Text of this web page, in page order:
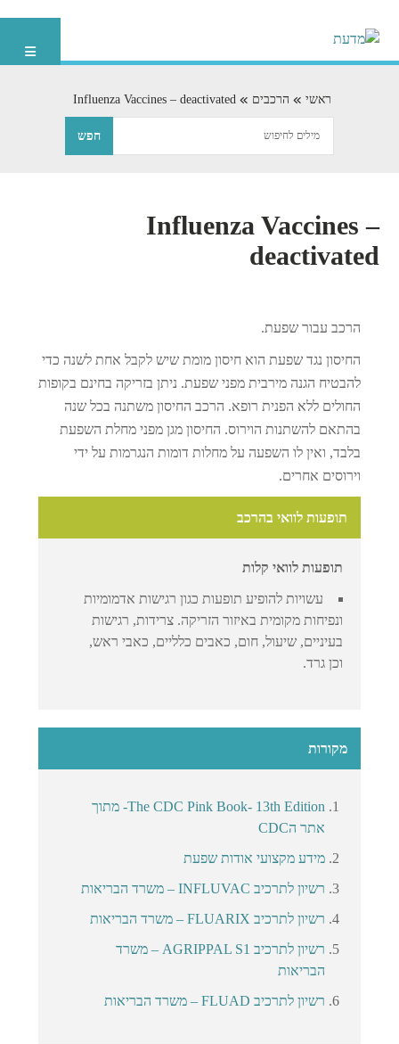
ראשי הרכבים Influenza Vaccines – deactivated
Influenza Vaccines –
deactivated
הרכב עבור שפעת.
החיסון נגד שפעת הוא חיסון מומת שיש לקבל אחת לשנה כדי
להבטיח הגנה מירבית מפני שפעת. ניתן בזריקה בחינם בקופות
החולים ללא הפנית רופא. הרכב החיסון משתנה בכל שנה
בהתאם להשתנות הוירוס. החיסון מגן מפני מחלת השפעת
בלבד, ואין לו השפעה על מחלות דומות הנגרמות על ידי
וירוסים אחרים.
תופעות לוואי בהרכב
תופעות לוואי קלות
עשויות להופיע תופעות כגון רגישות אדמומיות
ונפיחות מקומית באיזור הזריקה. צרידות, רגישות
בעיניים, שיעול, חום, כאבים כלליים, כאבי ראש,
וכן גרד.
מקורות
The CDC Pink Book- 13th Edition- מתוך
אתר הCDC
מידע מקצועי אודות שפעת
רשיון לתרכיב INFLUVAC – משרד הבריאות
רשיון לתרכיב FLUARIX – משרד הבריאות
רשיון לתרכיב AGRIPPAL S1 – משרד
הבריאות
רשיון לתרכיב FLUAD – משרד הבריאות